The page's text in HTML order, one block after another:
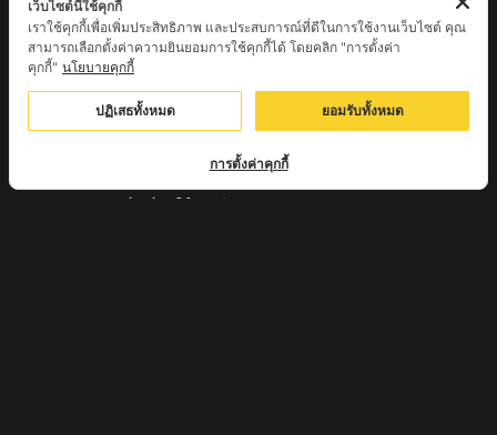
หลวงปู่สยาก๊วนพระชะยะ อินต๊ะวังโส วัดพระบาทผาผึ้ง
อำเภอลี้ จ.ลำพูน
หลวงตาชา สำนักสงฆ์ ถ้ำคองหลู ต.เชียงดาว อ.เชียงดาว
จ.เชียงใหม่ เสก
ครูบานะ ชินวํโส สำนักสงฆ์ดอยอีฮุย จ.ลำพูน
ครูบาเลิศ วัดทุ่งม่านใต้ จ.ลำปาง
เว็บไซต์นี้ใช้คุกกี้
เราใช้คุกกี้เพื่อเพิ่มประสิทธิภาพ และประสบการณ์ที่ดีในการใช้งานเว็บไซต์ คุณ
สามารถเลือกตั้งค่าความยินยอมการใช้คุกกี้ได้ โดยคลิก "การตั้งค่า
คุกกี้" นโยบายคุกกี้
ปฏิเสธทั้งหมด ยอมรับทั้งหมด
การตั้งค่าคุกกี้